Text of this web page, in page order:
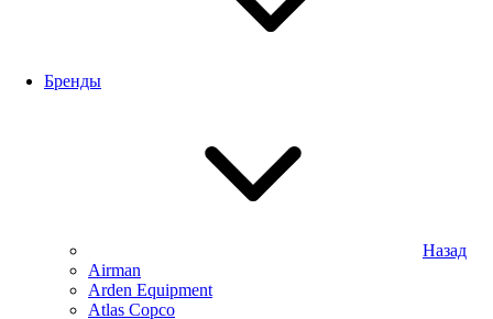
Бренды
Назад
Airman
Arden Equipment
Atlas Сopco